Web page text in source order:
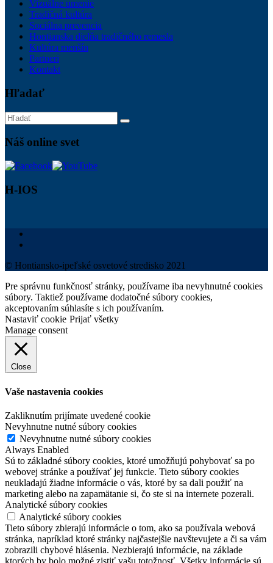
Vizuálne umenie
Tradičná kultúra
Sociálna prevencia
Hontianska dielňa tradičného remesla
Kultúra menšín
Partneri
Kontakt
Hľadať
Náš online svet
H-IOS
© Hontiansko-ipeľské osvetové stredisko 2021
Pre správnu funkčnosť stránky, používame iba nevyhnutné cookies
súbory. Taktiež používame dodatočné súbory cookies,
akceptovaním súhlasíte s ich používaním.
Nastaviť cookie Prijať všetky
Manage consent
Close
Vaše nastavenia cookies
Zakliknutím prijímate uvedené cookie
Nevyhnutne nutné súbory cookies
Nevyhnutne nutné súbory cookies
Always Enabled
Sú to základné súbory cookies, ktoré umožňujú pohybovať sa po
webovej stránke a používať jej funkcie. Tieto súbory cookies
neukladajú žiadne informácie o vás, ktoré by sa dali použiť na
marketing alebo na zapamätanie si, čo ste si na internete pozerali.
Analytické súbory cookies
Analytické súbory cookies
Tieto súbory zbierajú informácie o tom, ako sa používala webová
stránka, napríklad ktoré stránky najčastejšie navštevujete a či sa vám
zobrazili chybové hlásenia. Nezbierajú informácie, na základe
ktorých by bolo možné zistiť vašu totožnosť. Všetky informácie sú